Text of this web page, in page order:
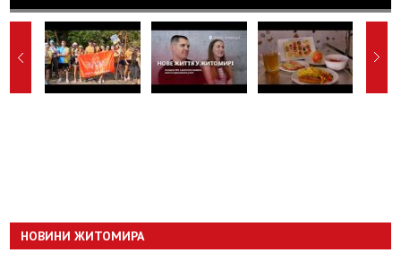
НОВИНИ ЖИТОМИРА